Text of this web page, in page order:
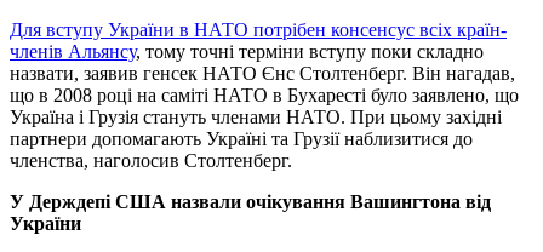
Для вступу України в НАТО потрібен консенсус всіх країн-
членів Альянсу, тому точні терміни вступу поки складно
назвати, заявив генсек НАТО Єнс Столтенберг. Він нагадав,
що в 2008 році на саміті НАТО в Бухаресті було заявлено, що
Україна і Грузія стануть членами НАТО. При цьому західні
партнери допомагають Україні та Грузії наблизитися до
членства, наголосив Столтенберг.
У Держдепі США назвали очікування Вашингтона від
України